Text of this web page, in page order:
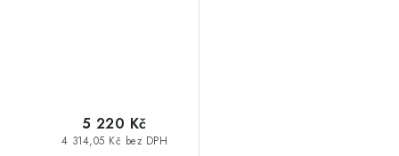
4 314,05 Kč bez DPH
5 220 Kč